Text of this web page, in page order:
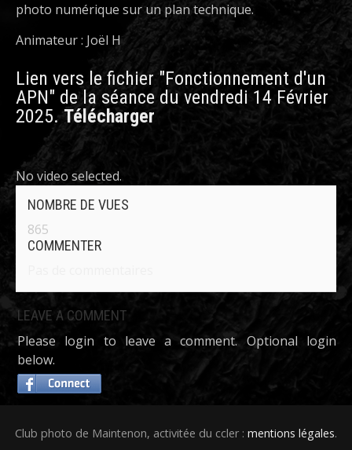
photo numérique sur un plan technique.
Animateur : Joël H
Lien vers le fichier "Fonctionnement d'un
APN" de la séance du vendredi 14 Février
2025.Télécharger
No video selected.
NOMBRE DE VUES
865
COMMENTER
LEAVE A COMMENT
Please login to leave a comment. Optional login
below.
Club photo de Maintenon, activitée du ccler : mentions légales.